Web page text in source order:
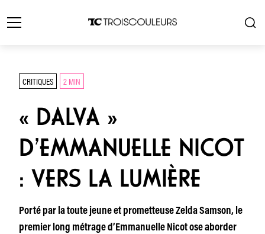
CRITIQUES 2 MIN
« DALVA »
D’EMMANUELLE NICOT
: VERS LA LUMIÈRE
Porté par la toute jeune et prometteuse Zelda Samson, le
premier long métrage d’Emmanuelle Nicot ose aborder